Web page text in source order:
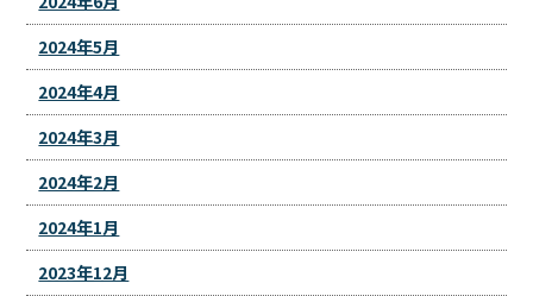
2024年5月
2024年4月
2024年3月
2024年2月
2024年1月
2023年12月